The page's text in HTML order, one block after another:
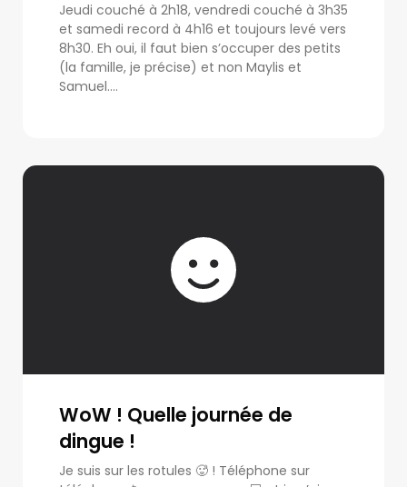
Jeudi couché à 2h18, vendredi couché à 3h35
et samedi record à 4h16 et toujours levé vers
8h30. Eh oui, il faut bien s’occuper des petits
(la famille, je précise) et non Maylis et
Samuel....
WoW ! Quelle journée de
dingue !
Je suis sur les rotules 🥵 ! Téléphone sur